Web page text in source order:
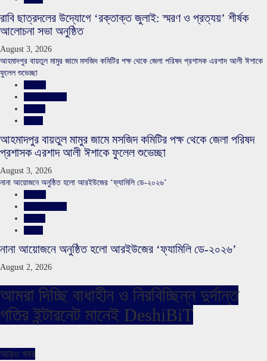
রাবি ছাত্রদলের উদ্যোগে ‘রক্তাক্ত জুলাই: স্মরণ ও প্রত্যয়’ শীর্ষক
আলোচনা সভা অনুষ্ঠিত
August 3, 2026
আহমাদপুর বায়তুল মামুর জামে মসজিদ কমিটির পক্ষ থেকে জেলা পরিষদ প্রশাসক এরশাদ আলী ঈশাকে
ফুলেল শুভেচ্ছা
আহমাদপুর বায়তুল মামুর জামে মসজিদ কমিটির পক্ষ থেকে জেলা পরিষদ
প্রশাসক এরশাদ আলী ঈশাকে ফুলেল শুভেচ্ছা
August 3, 2026
নানা আয়োজনে অনুষ্ঠিত হলো আরইউজের ‘ফ্যামিলি ডে-২০২৬’
নানা আয়োজনে অনুষ্ঠিত হলো আরইউজের ‘ফ্যামিলি ডে-২০২৬’
August 2, 2026
আমরা দিচ্ছি বাধাহীন ও নিরবিচ্ছিন্ন দুর্দান্ত
গতির ইন্টারনেট মানেই DeshiBiT
আরও খবর